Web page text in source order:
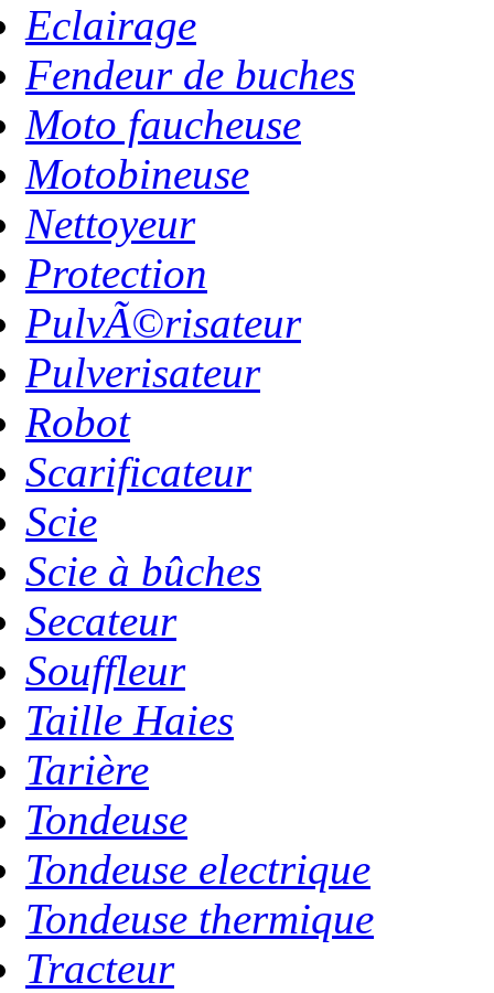
Eclairage
Fendeur de buches
Moto faucheuse
Motobineuse
Nettoyeur
Protection
PulvÃ©risateur
Pulverisateur
Robot
Scarificateur
Scie
Scie à bûches
Secateur
Souffleur
Taille Haies
Tarière
Tondeuse
Tondeuse electrique
Tondeuse thermique
Tracteur